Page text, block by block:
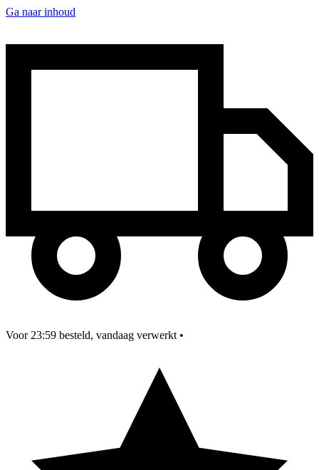
Ga naar inhoud
Voor 23:59 besteld, vandaag verwerkt •